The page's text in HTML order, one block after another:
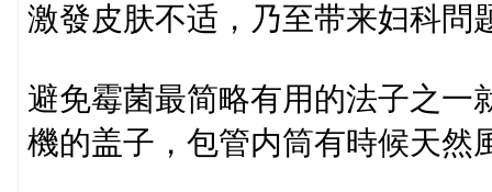
激發皮肤不适，乃至带来妇科問
避免霉菌最简略有用的法子之一
機的盖子，包管内筒有時候天然